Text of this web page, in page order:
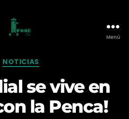
Funcionarios
O.S.E.
Menú
Categorías
NOTICIAS
se vive en
la Penca!